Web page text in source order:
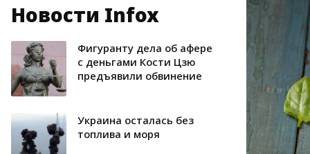
Новости Infox
Фигуранту дела об афере
с деньгами Кости Цзю
предъявили обвинение
Украина осталась без
топлива и моря
ЗДОРОВЬЕ